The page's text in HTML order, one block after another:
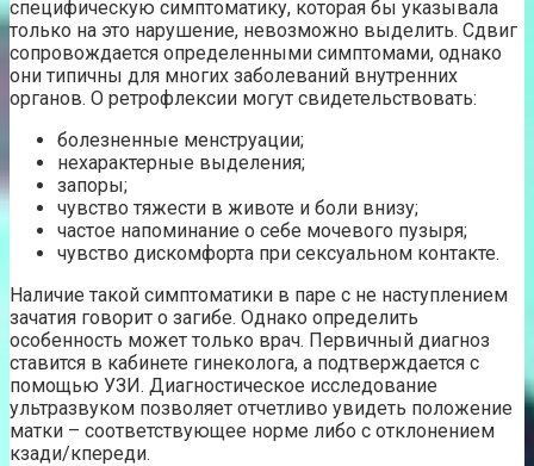
специфическую симптоматику, которая бы указывала
только на это нарушение, невозможно выделить. Сдвиг
сопровождается определенными симптомами, однако
они типичны для многих заболеваний внутренних
органов. О ретрофлексии могут свидетельствовать:
болезненные менструации;
нехарактерные выделения;
запоры;
чувство тяжести в животе и боли внизу;
частое напоминание о себе мочевого пузыря;
чувство дискомфорта при сексуальном контакте.
Наличие такой симптоматики в паре с не наступлением
зачатия говорит о загибе. Однако определить
особенность может только врач. Первичный диагноз
ставится в кабинете гинеколога, а подтверждается с
помощью УЗИ. Диагностическое исследование
ультразвуком позволяет отчетливо увидеть положение
матки – соответствующее норме либо с отклонением
кзади/кпереди.